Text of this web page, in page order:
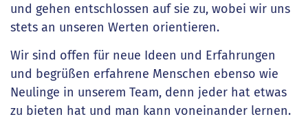
und gehen entschlossen auf sie zu, wobei wir uns
stets an unseren Werten orientieren.
Wir sind offen für neue Ideen und Erfahrungen
und begrüßen erfahrene Menschen ebenso wie
Neulinge in unserem Team, denn jeder hat etwas
zu bieten hat und man kann voneinander lernen.